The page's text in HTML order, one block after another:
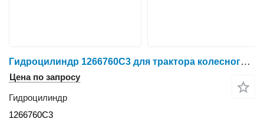
Гидроцилиндр 1266760C3 для трактора колесного Case 7130
Цена по запросу
Гидроцилиндр
1266760C3